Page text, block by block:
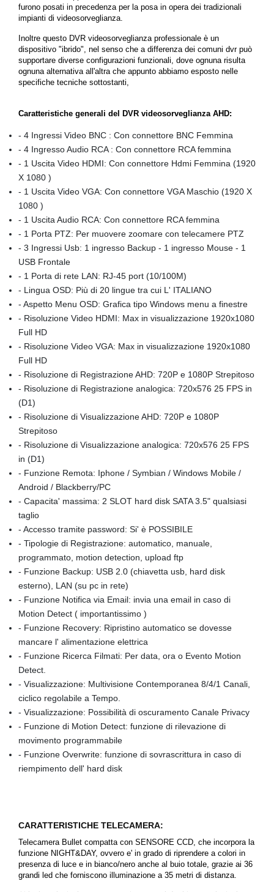
furono posati in precedenza per la posa in opera dei tradizionali
impianti di videosorveglianza.
Inoltre questo DVR videosorveglianza professionale è un
dispositivo "ibrido", nel senso che a differenza dei comuni dvr può
supportare diverse configurazioni funzionali, dove ognuna risulta
ognuna alternativa all'altra che appunto abbiamo esposto nelle
specifiche tecniche sottostanti,
Caratteristiche generali del DVR videosorveglianza AHD:
- 4 Ingressi Video BNC : Con connettore BNC Femmina
- 4 Ingresso Audio RCA : Con connettore RCA femmina
- 1 Uscita Video HDMI: Con connettore Hdmi Femmina (1920
X 1080 )
- 1 Uscita Video VGA: Con connettore VGA Maschio (1920 X
1080 )
- 1 Uscita Audio RCA: Con connettore RCA femmina
- 1 Porta PTZ: Per muovere zoomare con telecamere PTZ
- 3 Ingressi Usb: 1 ingresso Backup - 1 ingresso Mouse - 1
USB Frontale
- 1 Porta di rete LAN: RJ-45 port (10/100M)
- Lingua OSD: Più di 20 lingue tra cui L' ITALIANO
- Aspetto Menu OSD: Grafica tipo Windows menu a finestre
- Risoluzione Video HDMI: Max in visualizzazione 1920x1080
Full HD
- Risoluzione Video VGA: Max in visualizzazione 1920x1080
Full HD
- Risoluzione di Registrazione AHD: 720P e 1080P Strepitoso
- Risoluzione di Registrazione analogica: 720x576 25 FPS in
(D1)
- Risoluzione di Visualizzazione AHD: 720P e 1080P
Strepitoso
- Risoluzione di Visualizzazione analogica: 720x576 25 FPS
in (D1)
- Funzione Remota: Iphone / Symbian / Windows Mobile /
Android / Blackberry/PC
- Capacita' massima: 2 SLOT hard disk SATA 3.5" qualsiasi
taglio
- Accesso tramite password: Si' è POSSIBILE
- Tipologie di Registrazione: automatico, manuale,
programmato, motion detection, upload ftp
- Funzione Backup: USB 2.0 (chiavetta usb, hard disk
esterno), LAN (su pc in rete)
- Funzione Notifica via Email: invia una email in caso di
Motion Detect ( importantissimo )
- Funzione Recovery: Ripristino automatico se dovesse
mancare l' alimentazione elettrica
- Funzione Ricerca Filmati: Per data, ora o Evento Motion
Detect.
- Visualizzazione: Multivisione Contemporanea 8/4/1 Canali,
ciclico regolabile a Tempo.
- Visualizzazione: Possibilità di oscuramento Canale Privacy
- Funzione di Motion Detect: funzione di rilevazione di
movimento programmabile
- Funzione Overwrite: funzione di sovrascrittura in caso di
riempimento dell' hard disk
CARATTERISTICHE TELECAMERA:
Telecamera Bullet compatta con SENSORE CCD, che incorpora la
funzione NIGHT&DAY, ovvero e' in grado di riprendere a colori in
presenza di luce e in bianco/nero anche al buio totale, grazie ai 36
grandi led che forniscono illuminazione a 35 metri di distanza.